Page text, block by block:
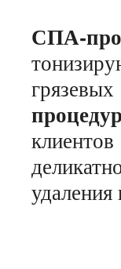
СПА-
процедур